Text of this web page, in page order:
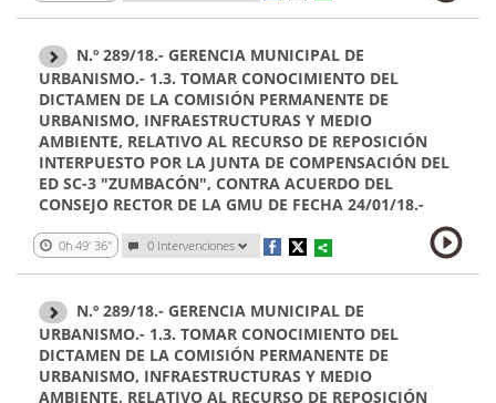
N.º 289/18.- GERENCIA MUNICIPAL DE
URBANISMO.- 1.3. TOMAR CONOCIMIENTO DEL
DICTAMEN DE LA COMISIÓN PERMANENTE DE
URBANISMO, INFRAESTRUCTURAS Y MEDIO
AMBIENTE, RELATIVO AL RECURSO DE REPOSICIÓN
INTERPUESTO POR LA JUNTA DE COMPENSACIÓN DEL
ED SC-3 "ZUMBACÓN", CONTRA ACUERDO DEL
CONSEJO RECTOR DE LA GMU DE FECHA 24/01/18.-
0h 49' 36'' 0 Intervenciones
N.º 289/18.- GERENCIA MUNICIPAL DE
URBANISMO.- 1.3. TOMAR CONOCIMIENTO DEL
DICTAMEN DE LA COMISIÓN PERMANENTE DE
URBANISMO, INFRAESTRUCTURAS Y MEDIO
AMBIENTE, RELATIVO AL RECURSO DE REPOSICIÓN